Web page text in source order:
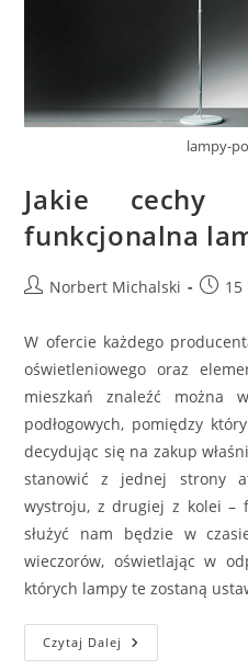
lampy-
Jakie cechy
funkcjonalna
PostNorbert Michalski
Post15
W ofercie każdego
oświetleniowego oraz
mieszkań znaleźć można
podłogowych, pomiędzy
decydując się na zakup
stanowić z jednej strony
wystroju, z drugiej z kolei –
służyć nam będzie w
wieczorów, oświetlając w
których lampy te zostaną
Czytaj Dalej Jakie
Cechy